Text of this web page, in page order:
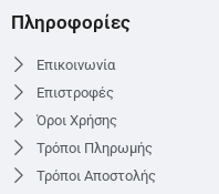
Πληροφορίες
Επικοινωνία
Επιστροφές
Όροι Χρήσης
Τρόποι Πληρωμής
Τρόποι Αποστολής